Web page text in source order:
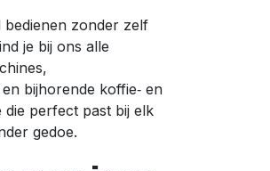
zonder zelf
je bij ons alle
bijhorende koffie‑ en
perfect past bij elk
gedoe.